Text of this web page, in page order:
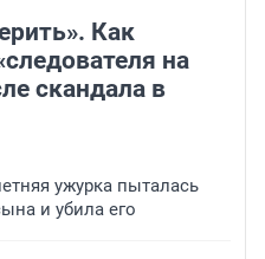
Как
на
скандала в
ужурка пыталась
и убила его